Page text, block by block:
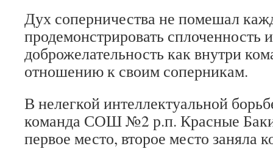
Дух соперничества не помешал
продемонстрировать сплоченность и
доброжелательность как внутри
отношению к своим соперникам.
В нелегкой интеллектуальной
команда СОШ №2 р.п. Красные Баки
первое место, второе место заняла